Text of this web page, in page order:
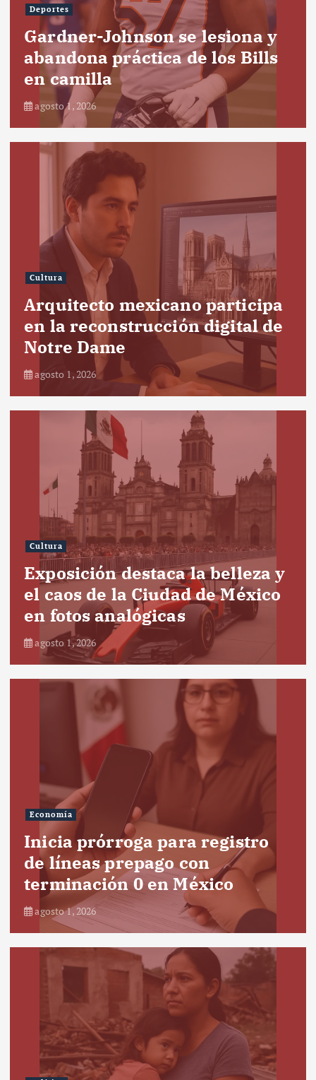
Deportes
Gardner-Johnson se lesiona y
abandona práctica de los Bills
en camilla
agosto 1, 2026
Cultura
Arquitecto mexicano participa
en la reconstrucción digital de
Notre Dame
agosto 1, 2026
Cultura
Exposición destaca la belleza y
el caos de la Ciudad de México
en fotos analógicas
agosto 1, 2026
Economía
Inicia prórroga para registro
de líneas prepago con
terminación 0 en México
agosto 1, 2026